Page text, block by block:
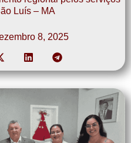
Luís – MA
8, 2025